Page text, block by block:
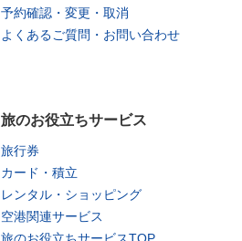
予約確認・変更・取消
よくあるご質問・お問い合わせ
旅のお役立ちサービス
旅行券
カード・積立
レンタル・ショッピング
空港関連サービス